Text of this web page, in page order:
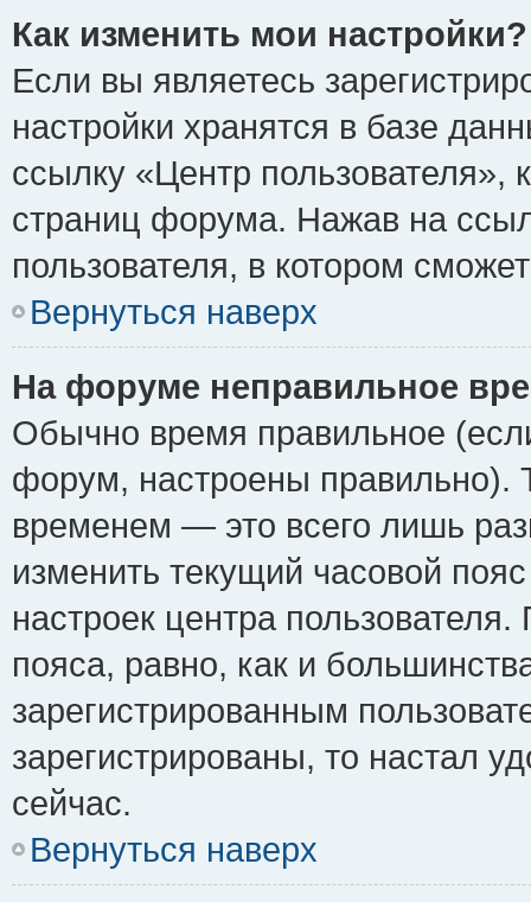
Как изменить мои настройки?
Если вы являетесь
настройки хранятся в базе
ссылку «Центр пользователя»,
страниц форума. Нажав на
пользователя, в котором
Вернуться наверх
На форуме неправильное
Обычно время правильное
форум, настроены правильно).
временем — это всего лишь
изменить текущий часовой
настроек центра
пояса, равно, как и
зарегистрированным
зарегистрированы, то настал
сейчас.
Вернуться наверх